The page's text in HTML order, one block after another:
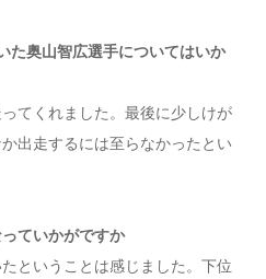
奥山智広選手についてはいか
てくれました。最後に少しけが
出走するには至らなかったとい
ていかがですか
ということは感じました。下位